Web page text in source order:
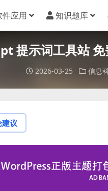
件应用 知识题库
提示词工具站
2026-03-25 信息
议